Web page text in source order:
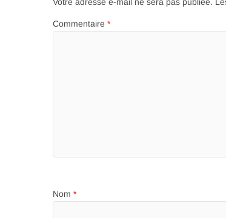
Votre adresse e-mail ne sera pas publiée.
Commentaire *
Nom *